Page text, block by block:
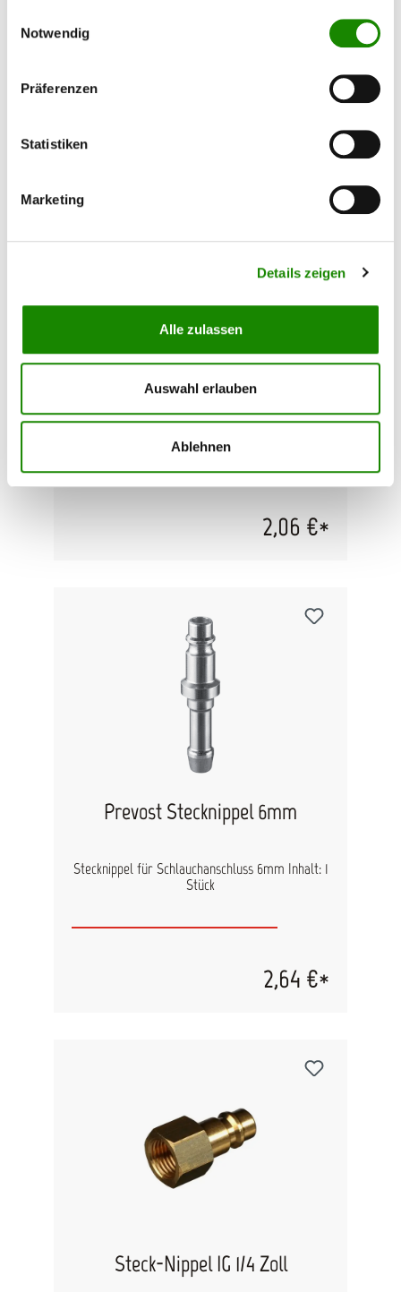
Notwendig
Präferenzen
Statistiken
Marketing
Details zeigen
Alle zulassen
Auswahl erlauben
Ablehnen
PREVOS Stecknippel 1/4 Zoll IG
Stecknippel mit zylindrischen Innengewinde von
2,06 €*
Prevost Stecknippel 6mm
Stecknippel für Schlauchanschluss 6mm Inhalt: 1
Stück
2,64 €*
Steck-Nippel IG 1/4 Zoll